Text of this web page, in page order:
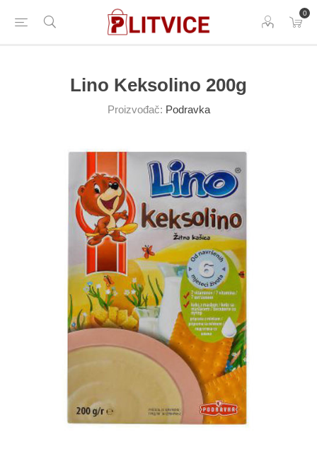
0
Lino Keksolino 200g
Proizvođač: Podravka